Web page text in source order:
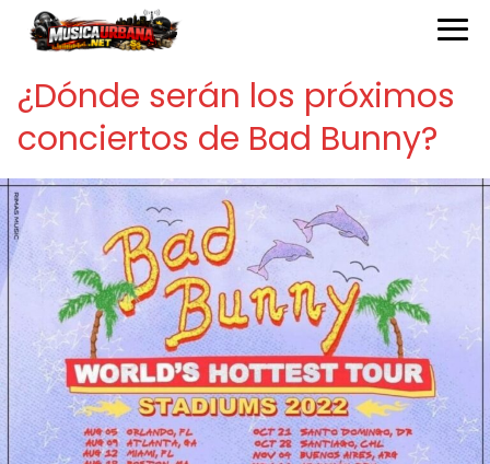
¿Dónde serán los próximos
conciertos de Bad Bunny?